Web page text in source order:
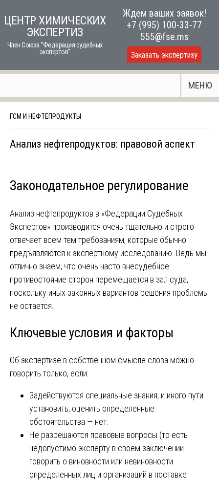
toЦЕНТР ХИМИЧЕСКИХ
ЭКСПЕРТИЗ
Член Союза "Федерация судебных
экспертов"
Ждем ваших заявок!
+7 (995) 100-33-77
555@fse.ms
Заказать экспертизу
МЕНЮ
ГСМ И НЕФТЕПРОДУКТЫ
Анализ нефтепродуктов: правовой аспект
Законодательное регулирование
Анализ нефтепродуктов в «Федерации Судебных
Экспертов» производится очень тщательно и строго
отвечает всем тем требованиям, которые обычно
предъявляются к экспертному исследованию. Ведь мы
отлично знаем, что очень часто внесудебное
противостояние сторон перемещается в зал суда,
поскольку иных законных вариантов решения проблемы
не остается.
Ключевые условия и факторы
Об экспертизе в собственном смысле слова можно
говорить только, если:
Задействуются специальные знания, и иного пути
установить, оценить определенные
обстоятельства — нет.
Не разрешаются правовые вопросы (то есть
недопустимо эксперту в своем заключении
говорить о виновности или невиновности
определенных лиц и организаций в поставке